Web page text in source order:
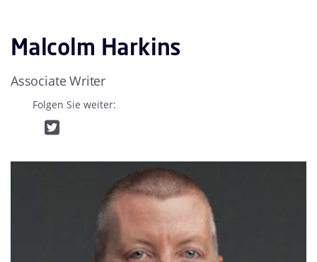
Malcolm Harkins
Associate Writer
Folgen Sie weiter: